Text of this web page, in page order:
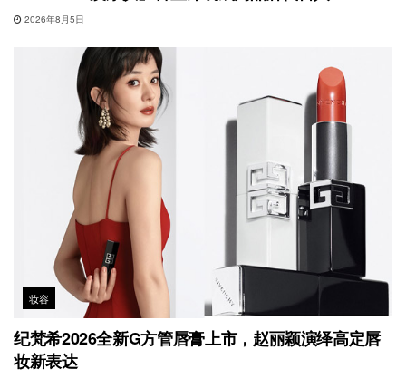
2026年8月5日
妆容
纪梵希2026全新G方管唇膏上市，赵丽颖演绎高定唇
妆新表达